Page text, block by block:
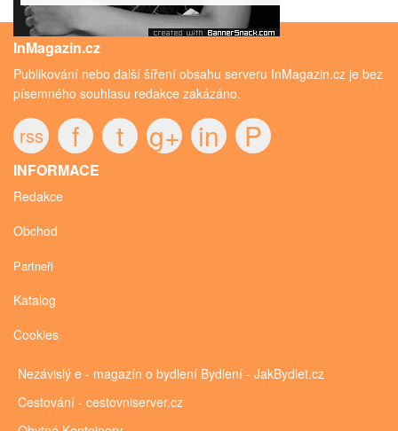
InMagazin.cz
Publikování nebo další šíření obsahu serveru InMagazin.cz je bez
písemného souhlasu redakce zakázáno.
rss f t g+ in P
INFORMACE
Redakce
Obchod
Partneři
Katalog
Cookies
Nezávislý e - magazín o bydlení Bydlení - JakBydlet.cz
Cestování - cestovniserver.cz